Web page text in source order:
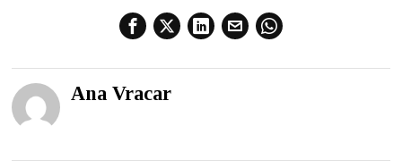
Ana Vracar